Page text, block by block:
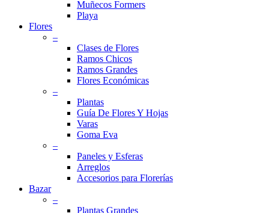
Muñecos Formers
Playa
Flores
–
Clases de Flores
Ramos Chicos
Ramos Grandes
Flores Económicas
–
Plantas
Guía De Flores Y Hojas
Varas
Goma Eva
–
Paneles y Esferas
Arreglos
Accesorios para Florerías
Bazar
–
Plantas Grandes